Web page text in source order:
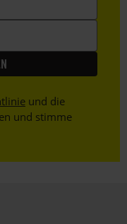
und die
und stimme